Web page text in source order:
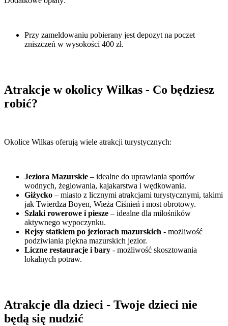
Przy zameldowaniu pobierany jest depozyt na poczet
zniszczeń w wysokości 400 zł.
Atrakcje w okolicy Wilkas - Co będziesz
robić?
Okolice Wilkas oferują wiele atrakcji turystycznych:
Jeziora Mazurskie – idealne do uprawiania sportów
wodnych, żeglowania, kajakarstwa i wędkowania.
Giżycko – miasto z licznymi atrakcjami turystycznymi, takimi
jak Twierdza Boyen, Wieża Ciśnień i most obrotowy.
Szlaki rowerowe i piesze – idealne dla miłośników
aktywnego wypoczynku.
Rejsy statkiem po jeziorach mazurskich - możliwość
podziwiania piękna mazurskich jezior.
Liczne restauracje i bary - możliwość skosztowania
lokalnych potraw.
Atrakcje dla dzieci - Twoje dzieci nie
będą się nudzić